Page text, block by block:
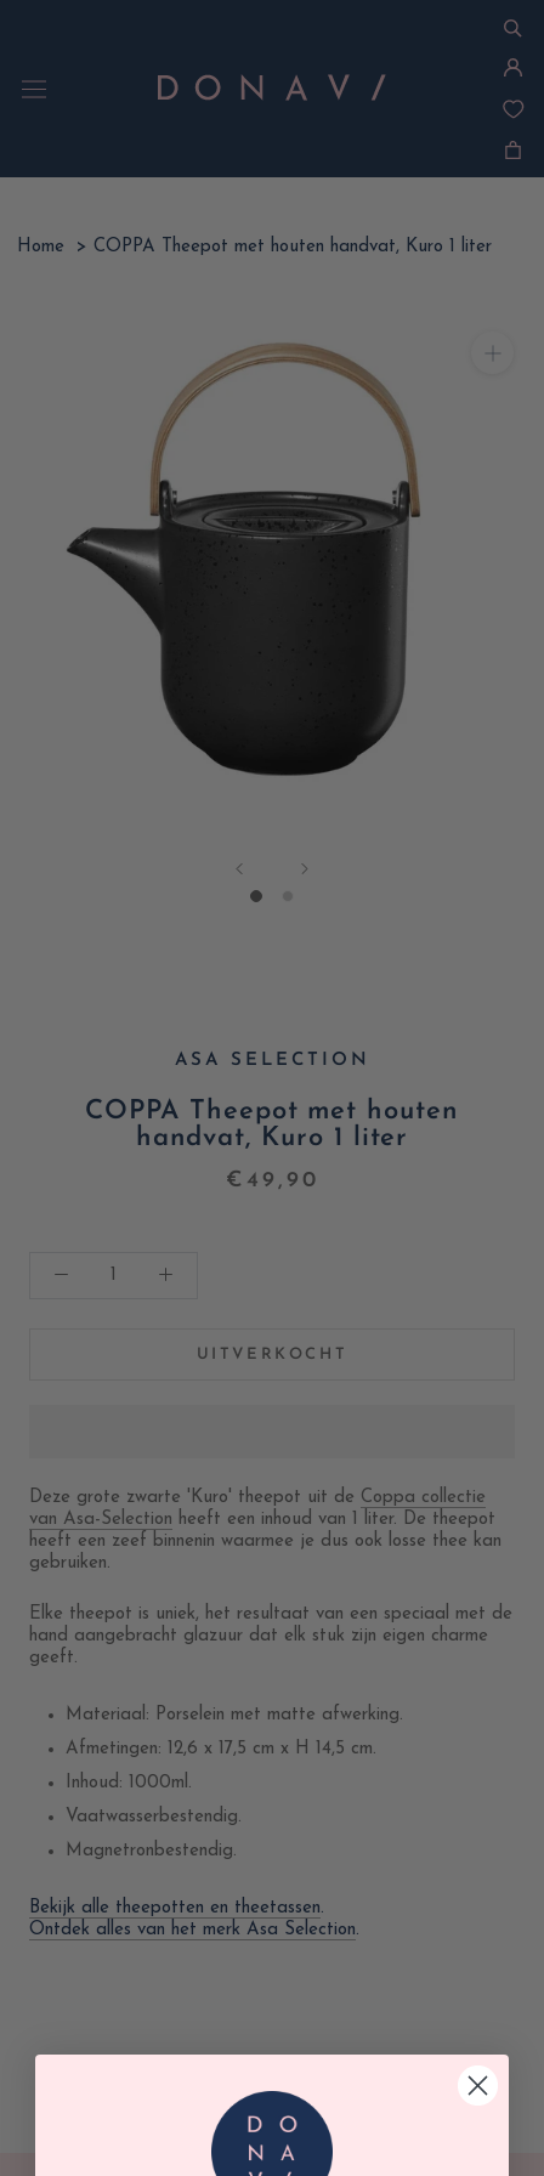
Ga
Home
> COPPA Theepot met houten handvat, Kuro 1 liter
ASA SELECTION
COPPA Theepot met houten
handvat, Kuro 1 liter
€49,90
UITVERKOCHT
Deze grote zwarte 'Kuro' theepot uit de Coppa collectie
van Asa-Selection heeft een inhoud van 1 liter. De theepot
heeft een zeef binnenin waarmee je dus ook losse thee kan
gebruiken.
Elke theepot is uniek, het resultaat van een speciaal met de
hand aangebracht glazuur dat elk stuk zijn eigen charme
geeft.
Materiaal: Porselein met matte afwerking.
Afmetingen: 12,6 x 17,5 cm x H 14,5 cm.
Inhoud: 1000ml.
Vaatwasserbestendig.
Magnetronbestendig.
Bekijk alle theepotten en theetassen.
Ontdek alles van het merk Asa Selection.